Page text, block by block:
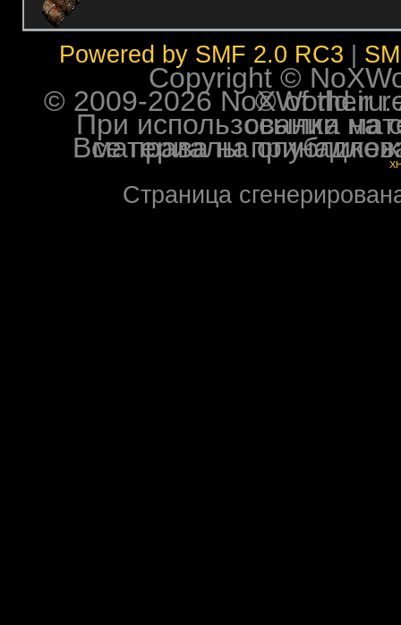
Powered by SMF 2.0 RC3
Copyright ©
© 2009-2026 NoXWorld.ru. All
При использовании
Все права на опубликованные на форуме
Страница